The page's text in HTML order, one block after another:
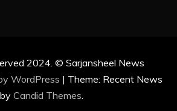
2024. © Sarjansheel News
WordPress | Theme: Recent News
by Candid Themes